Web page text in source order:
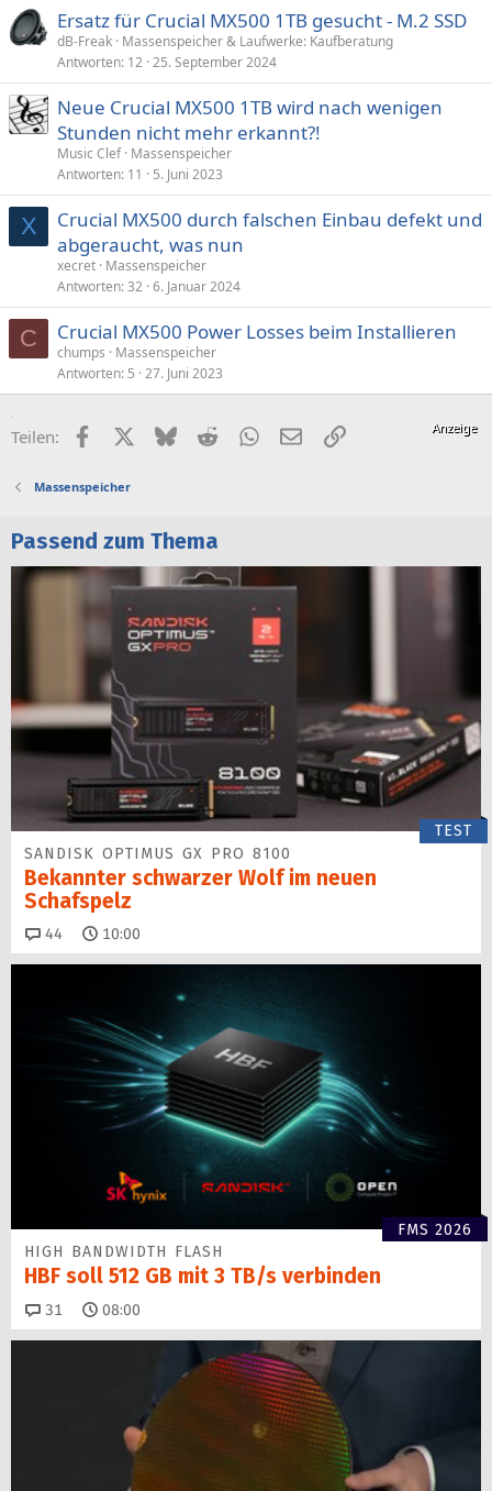
Ersatz für Crucial MX500 1TB gesucht - M.2 SSD
dB-Freak Massenspeicher & Laufwerke: Kaufberatung
Antworten 12 25. September 2024
Neue Crucial MX500 1TB wird nach wenigen
Stunden nicht mehr erkannt?!
Music Clef Massenspeicher
Antworten 11 5. Juni 2023
X
Crucial MX500 durch falschen Einbau defekt und
abgeraucht, was nun
xecret Massenspeicher
Antworten 32 6. Januar 2024
C Crucial MX500 Power Losses beim Installieren
chumps
Massenspeicher
Antworten 5 27. Juni 2023
Teilen: FacebookX (Twitter)
BlueskyRedditWhatsApp
E-MailLink
Massenspeicher
Passend zum Thema
TEST
SANDISK OPTIMUS GX PRO 8100
Bekannter schwarzer Wolf im neuen
Schafspelz
44 Kommentare
10:00
FMS 2026
HIGH BANDWIDTH FLASH
HBF soll 512 GB mit 3 TB/s verbinden
31 Kommentare
08:00